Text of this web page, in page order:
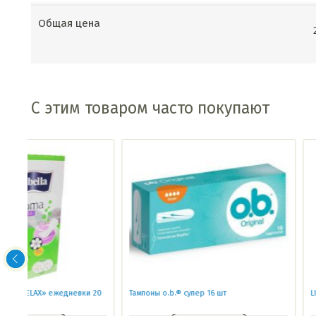
Общая цена
С этим товаром часто покупают
Тампоны o.b.® супер 16 шт LIBRESSE ULTRA THIN